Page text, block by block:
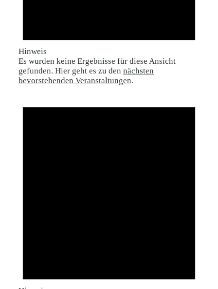
Hinweis
Es wurden keine Ergebnisse für diese Ansicht
gefunden. Hier geht es zu den nächsten
bevorstehenden Veranstaltungen.